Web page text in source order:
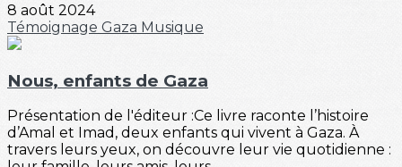
8 août 2024
Témoignage Gaza Musique
Nous, enfants de Gaza
Présentation de l'éditeur :Ce livre raconte l’histoire
d’Amal et Imad, deux enfants qui vivent à Gaza. À
travers leurs yeux, on découvre leur vie quotidienne :